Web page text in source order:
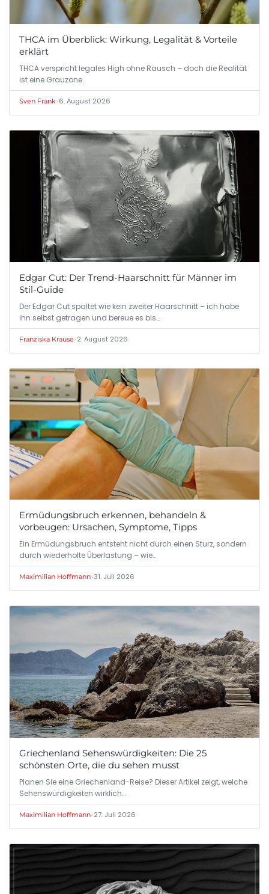
THCA im Überblick: Wirkung, Legalität & Vorteile
erklärt
THCA verspricht legales High ohne Rausch – doch die Realität
ist eine Grauzone.
Sven Frank•6. August 2026
Edgar Cut: Der Trend-Haarschnitt für Männer im
Stil-Guide
Der Edgar Cut spaltet wie kein zweiter Haarschnitt – ich habe
ihn selbst getragen und bereue es bis…
Franziska Krause•2. August 2026
Ermüdungsbruch erkennen, behandeln &
vorbeugen: Ursachen, Symptome, Tipps
Ein Ermüdungsbruch entsteht nicht durch einen Sturz, sondern
durch wiederholte Überlastung – wie…
Maximilian Hoffmann•31. Juli 2026
Griechenland Sehenswürdigkeiten: Die 25
schönsten Orte, die du sehen musst
Planen Sie eine Griechenland-Reise? Dieser Artikel zeigt, welche
Sehenswürdigkeiten wirklich…
Maximilian Hoffmann•27. Juli 2026